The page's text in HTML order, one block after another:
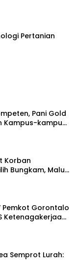
Pertanian
Pani Gold
Kampus-kampus
Korban
Bungkam, Malu
Pemkot Gorontalo
Ketenagakerjaan
Semprot Lurah: